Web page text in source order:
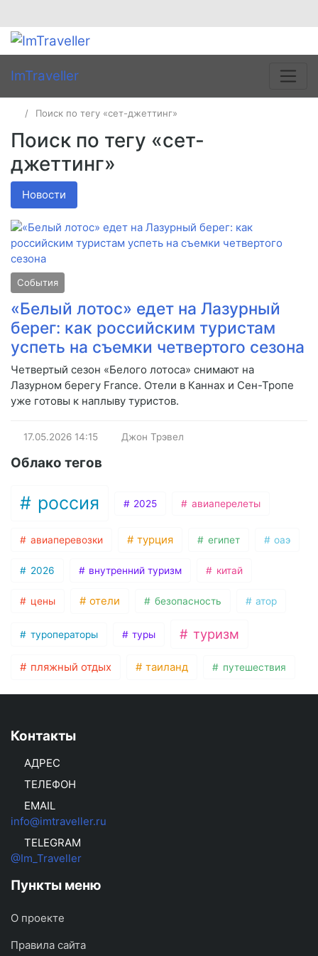
ImTraveller
Поиск по тегу «сет-джеттинг»
Поиск по тегу «сет-
джеттинг»
Новости
События
«Белый лотос» едет на Лазурный
берег: как российским туристам
успеть на съемки четвертого сезона
Четвертый сезон «Белого лотоса» снимают на
Лазурном берегу France. Отели в Каннах и Сен-Тропе
уже готовы к наплыву туристов.
17.05.2026 14:15 Джон Трэвел
Облако тегов
россия 2025 авиаперелеты
авиаперевозки турция египет оаэ
2026 внутренний туризм китай
цены отели безопасность атор
туроператоры туры туризм
пляжный отдых таиланд путешествия
Контакты
АДРЕС
ТЕЛЕФОН
EMAIL
info@imtraveller.ru
TELEGRAM
@Im_Traveller
Пункты меню
О проекте
Правила сайта